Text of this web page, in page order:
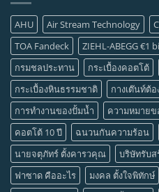
AHU Air Stream Technology
TOA Fandeck
ZIEHL-ABEGG €1
กรมชลประทาน
กระเบื้องคอตโต้
กระเบื้องหินธรรมชาติ
กางเต๊นท์ต้
การทำงานของปั้มน้ำ
ความหมายข
คอตโต้ 10 ปี
ฉนวนกันความร้อน
นายจตุภัทร์ ตั้งคารวคุณ
บริษัทรับส
ฟาซาด คืออะไร
มงคล ตั้งใจพิทักษ์